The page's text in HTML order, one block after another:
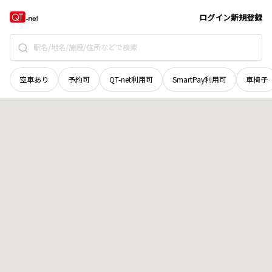
ログイン新規登録
空車あり 予約可 QT-net利用可 SmartPay利用可 車椅子
山形県